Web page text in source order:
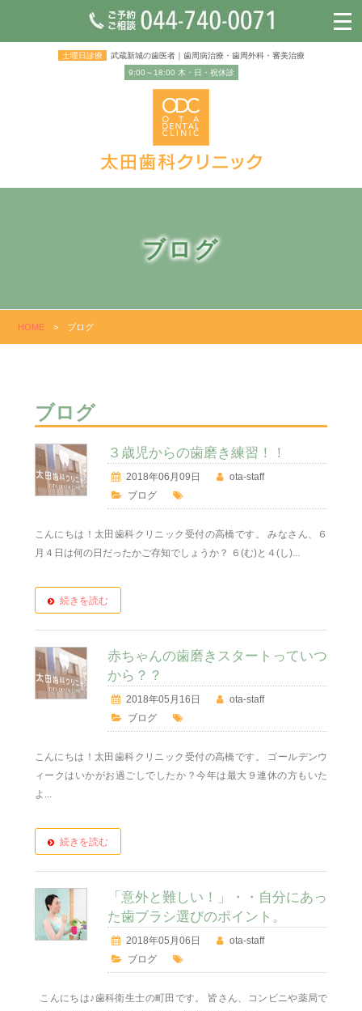
土曜日診療
武蔵新城の歯医者｜歯周病治療・歯周外科・審美治療
9:00～18:00 木・日・祝休診
ブログ
HOME > ブログ
ブログ
３歳児からの歯磨き練習！！
2018年06月09日
ota-staff
ブログ
こんにちは！太田歯科クリニック受付の高橋です。 みなさん、６
月４日は何の日だったかご存知でしょうか？ ６(む)と４(し)...
続きを読む
赤ちゃんの歯磨きスタートっていつ
から？？
2018年05月16日
ota-staff
ブログ
こんにちは！太田歯科クリニック受付の高橋です。 ゴールデンウ
ィークはいかがお過ごしでしたか？今年は最大９連休の方もいた
よ...
続きを読む
「意外と難しい！」・・自分にあっ
た歯ブラシ選びのポイント。
2018年05月06日
ota-staff
ブログ
こんにちは♪歯科衛生士の町田です。 皆さん、コンビニや薬局で